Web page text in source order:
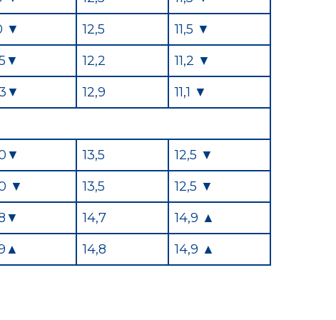
▼
12,5
11,5 ▼
12,2
11,2 ▼
12,9 11,1 ▼
13,5
12,5 ▼
▼
13,5
12,5 ▼
14,7
14,9 ▲
14,8 14,9 ▲